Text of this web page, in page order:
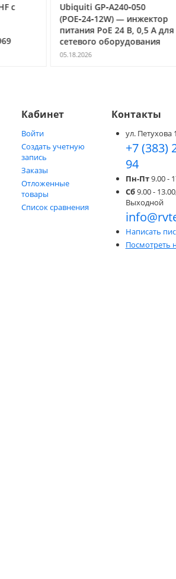
Ubiquiti GP‑A240‑050
(POE‑24‑12W) — инжектор
питания PoE 24 В, 0,5 А для
сетевого оборудования
05.18.2026
Кабинет
Войти
Создать учетную
запись
Заказы
Отложенные
товары
Список сравнения
Контакты
ул. Петухова
+7 (383)
94
Пн-Пт9.00 -
Сб9.00 -
Выходной
Написать
Посмотреть